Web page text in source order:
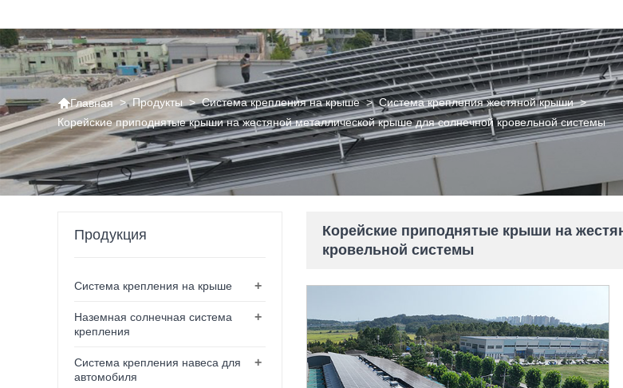
Главная > Продукты > Система крепления на крыше > Система крепления жестяной крыши >
Корейские приподнятые крыши на жестяной металлической крыше для солнечной кровельной системы
Корейские приподнятые крыши на
кровельной системы
Продукция
+
Система крепления на крыше
+
Наземная солнечная система
крепления
+
Система крепления навеса для
автомобиля